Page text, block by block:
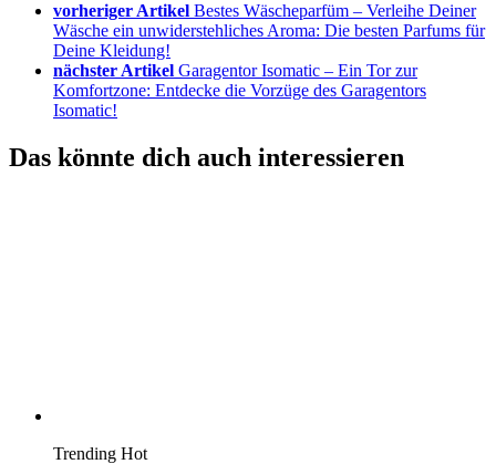
vorheriger Artikel Bestes Wäscheparfüm – Verleihe Deiner
Wäsche ein unwiderstehliches Aroma: Die besten Parfums für
Deine Kleidung!
nächster Artikel Garagentor Isomatic – Ein Tor zur
Komfortzone: Entdecke die Vorzüge des Garagentors
Isomatic!
Das könnte dich auch interessieren
Trending Hot